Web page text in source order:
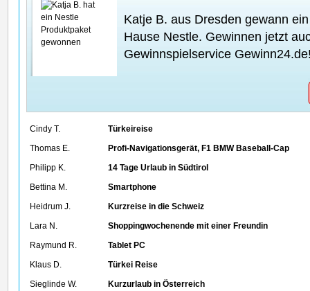
Katje B. aus Dresden gewann
Hause Nestle. Gewinnen jetzt
Gewinnspielservice
Cindy T.
Türkeireise
Thomas E.
Profi-Navigationsgerät, F1 BMW Baseball-Cap
Philipp K.
14 Tage Urlaub in Südtirol
Bettina M.
Smartphone
Heidrum J.
Kurzreise in die Schweiz
Lara N.
Shoppingwochenende mit einer Freundin
Raymund R.
Tablet PC
Klaus D.
Türkei Reise
Sieglinde W.
Kurzurlaub in Österreich